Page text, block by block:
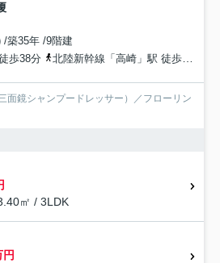
/築35年 /9階建
歩38分
北陸新幹線「高崎」駅 徒歩38分
鏡シャンプードレッサー）／フローリン
㎡ / 3LDK